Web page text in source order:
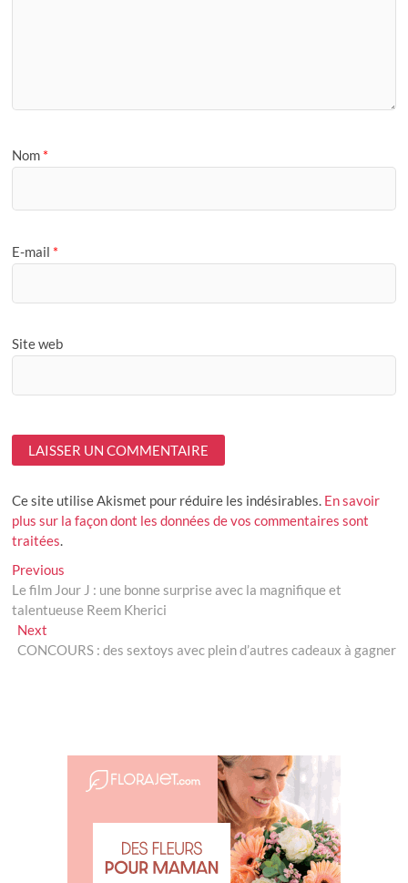
Nom *
E-mail *
Site web
Ce site utilise Akismet pour réduire les indésirables. En savoir
plus sur la façon dont les données de vos commentaires sont
traitées.
Navigation
de
l’article
Previous
post:
Le film Jour J : une bonne surprise avec la magnifique et
talentueuse Reem Kherici
NextNext
post:
CONCOURS : des sextoys avec plein d’autres cadeaux à gagner